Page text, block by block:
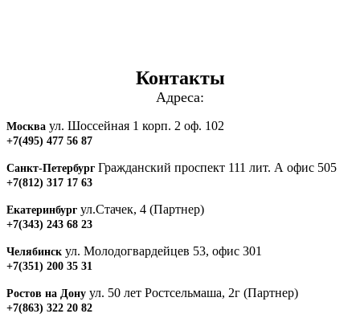
Контакты
Адреса:
Москва ул. Шоссейная 1 корп. 2 оф. 102
+7(495) 477 56 87
Санкт-Петербург Гражданский проспект 111 лит. А офис 505
+7(812) 317 17 63
Екатеринбург ул.Стачек, 4 (Партнер)
+7(343) 243 68 23
Челябинск ул. Молодогвардейцев 53, офис 301
+7(351) 200 35 31
Ростов на Дону ул. 50 лет Ростсельмаша, 2г (Партнер)
+7(863) 322 20 82